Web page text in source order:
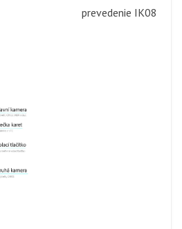
prevedenie IK08